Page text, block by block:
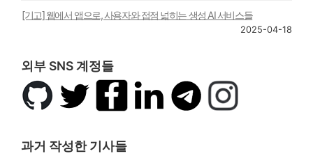
[기고] 웹에서 앱으로, 사용자와 접점 넓히는 생성 AI 서비스들
2025-04-18
외부 SNS 계정들
깃
허
트
위
페
북
링
텔
레
인
스
과거 작성한 기사들